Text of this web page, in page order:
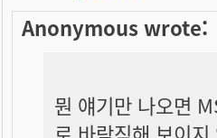
Anonymous wrote:
뭔 얘기만 나오면